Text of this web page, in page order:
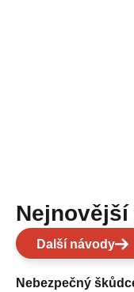
Další návody
Nebezpečný